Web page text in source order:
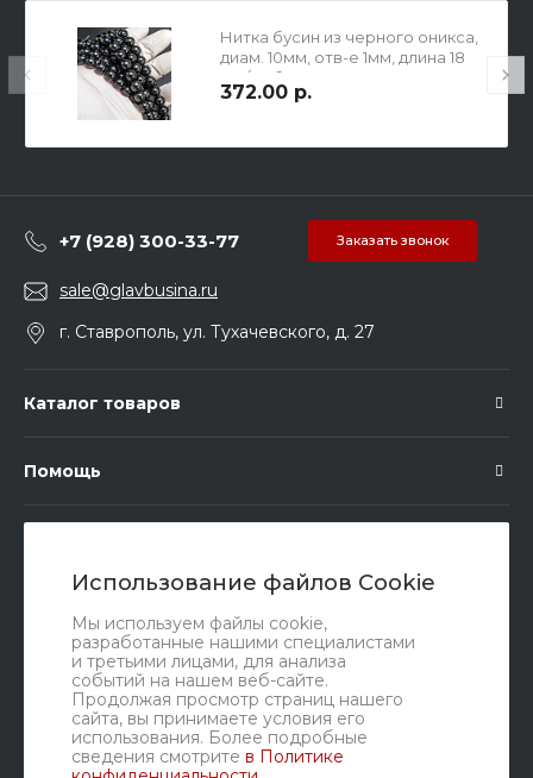
Использование файлов Cookie
Мы используем файлы cookie,
разработанные нашими специалистами
и третьими лицами, для анализа
событий на нашем веб-сайте.
Продолжая просмотр страниц нашего
сайта, вы принимаете условия его
использования. Более подробные
сведения смотрите в Политике
Нитка бусин из черного оникса,
диам. 10мм, отв-е 1мм, длина 18
см / 18 бусин.
372.00 р.
+7 (928) 300-33-77 Заказать звонок
sale@glavbusina.ru
г. Ставрополь, ул. Тухачевского, д. 27
Каталог товаров
Помощь